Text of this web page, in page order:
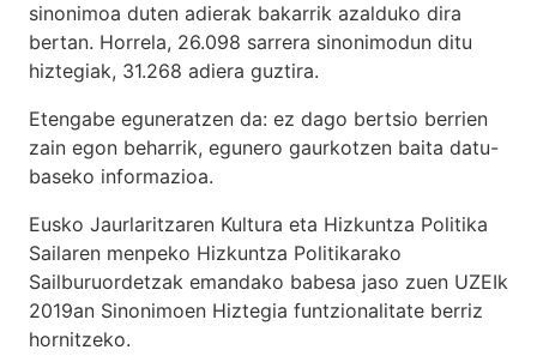
sinonimoa duten adierak bakarrik azalduko dira
bertan. Horrela, 26.098 sarrera sinonimodun ditu
hiztegiak, 31.268 adiera guztira.
Etengabe eguneratzen da: ez dago bertsio berrien
zain egon beharrik, egunero gaurkotzen baita datu-
baseko informazioa.
Eusko Jaurlaritzaren Kultura eta Hizkuntza Politika
Sailaren menpeko Hizkuntza Politikarako
Sailburuordetzak emandako babesa jaso zuen UZEIk
2019an Sinonimoen Hiztegia funtzionalitate berriz
hornitzeko.